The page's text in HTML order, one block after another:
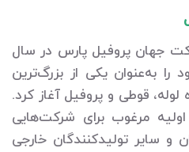
جهان پروفیل پارس در سال
را به‌عنوان یکی از بزرگ‌ترین
قوطی و پروفیل آغاز کرد.
مرغوب برای شرکت‌هایی
و سایر تولیدکنندگان خارجی